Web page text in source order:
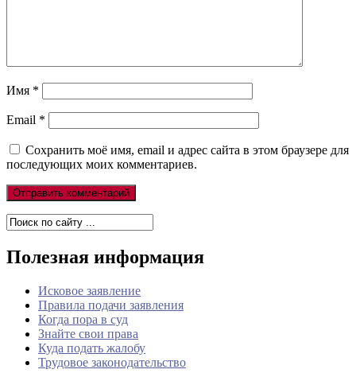
Имя *
Email *
Сохранить моё имя, email и адрес сайта в этом браузере для
последующих моих комментариев.
Полезная информация
Исковое заявление
Правила подачи заявления
Когда пора в суд
Знайте свои права
Куда подать жалобу
Трудовое законодательство